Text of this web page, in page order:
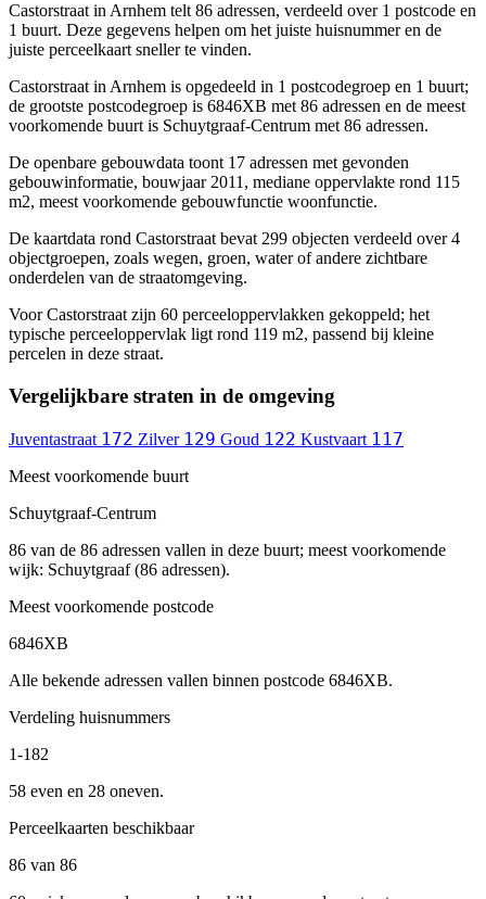
Castorstraat in Arnhem telt 86 adressen, verdeeld over 1 postcode en
1 buurt. Deze gegevens helpen om het juiste huisnummer en de
juiste perceelkaart sneller te vinden.
Castorstraat in Arnhem is opgedeeld in 1 postcodegroep en 1 buurt;
de grootste postcodegroep is 6846XB met 86 adressen en de meest
voorkomende buurt is Schuytgraaf-Centrum met 86 adressen.
De openbare gebouwdata toont 17 adressen met gevonden
gebouwinformatie, bouwjaar 2011, mediane oppervlakte rond 115
m2, meest voorkomende gebouwfunctie woonfunctie.
De kaartdata rond Castorstraat bevat 299 objecten verdeeld over 4
objectgroepen, zoals wegen, groen, water of andere zichtbare
onderdelen van de straatomgeving.
Voor Castorstraat zijn 60 perceeloppervlakken gekoppeld; het
typische perceeloppervlak ligt rond 119 m2, passend bij kleine
percelen in deze straat.
Vergelijkbare straten in de omgeving
Juventastraat 172 Zilver 129 Goud 122 Kustvaart 117
Meest voorkomende buurt
Schuytgraaf-Centrum
86 van de 86 adressen vallen in deze buurt; meest voorkomende
wijk: Schuytgraaf (86 adressen).
Meest voorkomende postcode
6846XB
Alle bekende adressen vallen binnen postcode 6846XB.
Verdeling huisnummers
1-182
58 even en 28 oneven.
Perceelkaarten beschikbaar
86 van 86